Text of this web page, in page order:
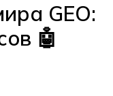
GEO:
🤖